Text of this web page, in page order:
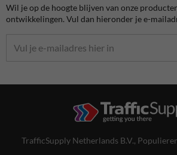
Wil je op de hoogte blijven van onze
ontwikkelingen. Vul dan hieronder je e-
TrafficSupply Netherlands B.V.,